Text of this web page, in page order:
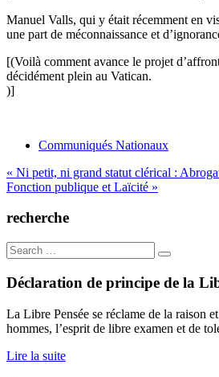
Manuel Valls, qui y était récemment en
une part de méconnaissance et
[(Voilà comment avance le projet
décidément plein au Vatican.
)]
Communiqués Nationaux
Navigation
de
l’article
« Ni petit, ni grand statut clérical :
Fonction publique et Laïcité »
recherche
Search
for:
Déclaration de principe de la
La Libre Pensée se réclame de la raison
hommes, l’esprit de libre examen et de
Lire la suite